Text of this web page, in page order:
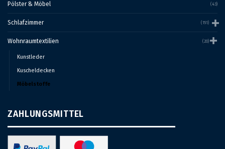
Pölster & Möbel (43)
Schlafzimmer (151)
Wohnraumtextilien (20)
Kunstleder
Kuscheldecken
Möbelstoffe
ZAHLUNGSMITTEL